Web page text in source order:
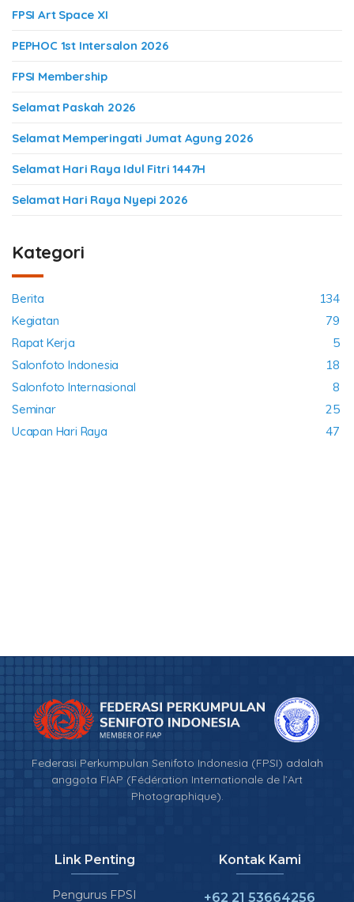
FPSI Art Space XI
PEPHOC 1st Intersalon 2026
FPSI Membership
Selamat Paskah 2026
Selamat Memperingati Jumat Agung 2026
Selamat Hari Raya Idul Fitri 1447H
Selamat Hari Raya Nyepi 2026
Kategori
Berita
134
Kegiatan
79
Rapat Kerja
5
Salonfoto Indonesia
18
Salonfoto Internasional
8
Seminar
25
Ucapan Hari Raya
47
Federasi Perkumpulan Senifoto Indonesia (FPSI) adalah
anggota FIAP (Fédération Internationale de l’Art
Photographique).
Link Penting
Pengurus FPSI
Kontak Kami
+62 21 53664256